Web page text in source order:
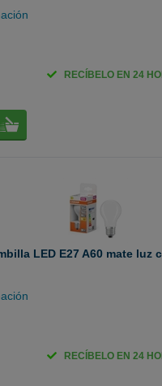
RECÍBELO EN 24
LED E27 A60 mate luz
RECÍBELO EN 24